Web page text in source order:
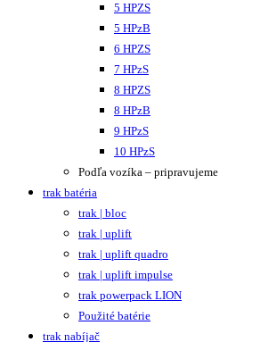
5 HPZS
5 HPzB
6 HPZS
7 HPzS
8 HPZS
8 HPzB
9 HPzS
10 HPzS
Podľa vozíka – pripravujeme
trak batéria
trak | bloc
trak | uplift
trak | uplift quadro
trak | uplift impulse
trak powerpack LION
Použité batérie
trak nabíjač